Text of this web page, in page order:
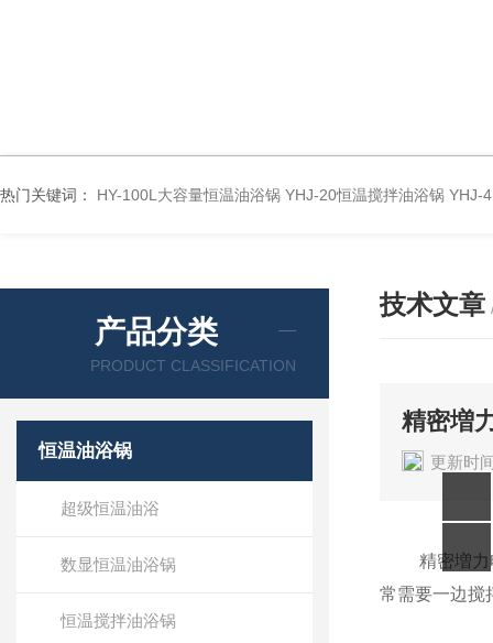
热门关键词： HY-100L大容量恒温油浴锅 YHJ-20恒温搅拌油浴锅 YHJ-
产品分类
PRODUCT CLASSIFICATION
恒温油浴锅
超级恒温油浴
数显恒温油浴锅
恒温搅拌油浴锅
技术文章
精密増
更新时
精密増
常需要一边搅